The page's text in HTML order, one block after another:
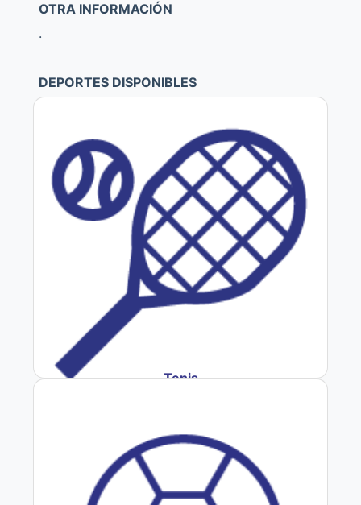
OTRA INFORMACIÓN
.
DEPORTES DISPONIBLES
Tenis